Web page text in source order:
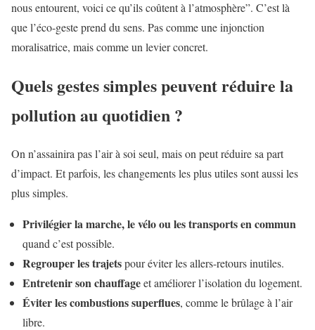
nous entourent, voici ce qu’ils coûtent à l’atmosphère”. C’est là
que l’éco-geste prend du sens. Pas comme une injonction
moralisatrice, mais comme un levier concret.
Quels gestes simples peuvent réduire la
pollution au quotidien ?
On n’assainira pas l’air à soi seul, mais on peut réduire sa part
d’impact. Et parfois, les changements les plus utiles sont aussi les
plus simples.
Privilégier la marche, le vélo ou les transports en commun
quand c’est possible.
Regrouper les trajetspour éviter les allers-retours inutiles.
Entretenir son chauffageet améliorer l’isolation du logement.
Éviter les combustions superflues, comme le brûlage à l’air
libre.